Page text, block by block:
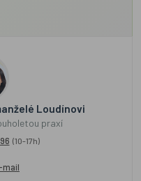
Loudínovi
praxí
(10-17h)
mail